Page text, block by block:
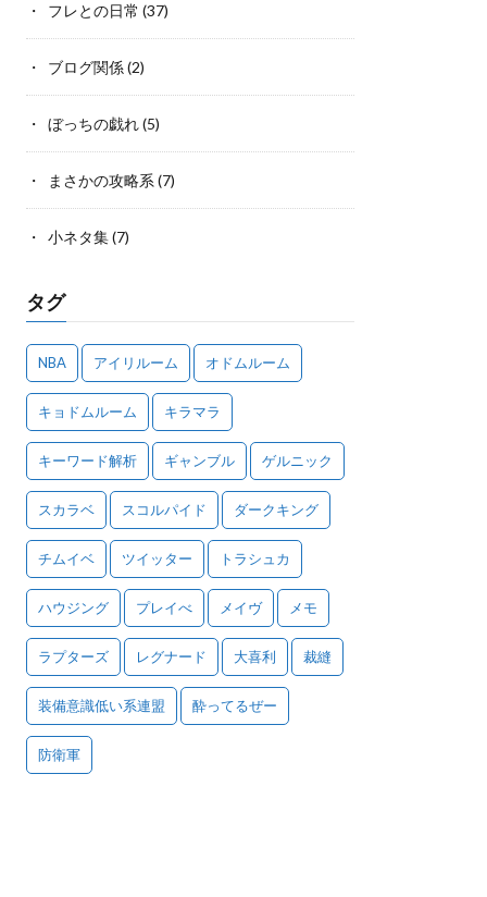
フレとの日常 (37)
ブログ関係(2)
ぼっちの戯れ(5)
まさかの攻略系 (7)
小ネタ集(7)
タグ
NBA アイリルーム オドムルーム
キョドムルーム キラマラ
キーワード解析 ギャンブル ゲルニック
スカラベ スコルパイド ダークキング
チムイベ ツイッター トラシュカ
ハウジング プレイべ メイヴ メモ
ラプターズ レグナード 大喜利 裁縫
装備意識低い系連盟 酔ってるぜー
防衛軍